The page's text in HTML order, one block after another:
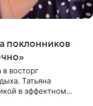
поклонников
восторг
Татьяна
в эффектном